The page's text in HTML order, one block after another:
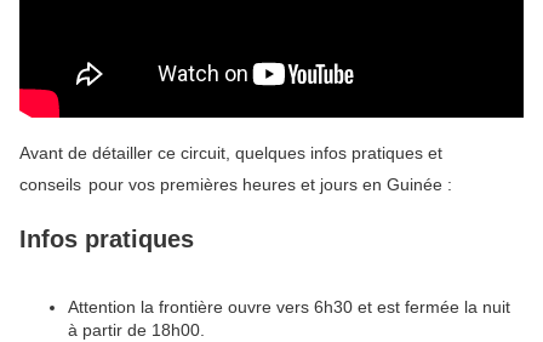
Avant de détailler ce circuit, quelques infos pratiques et
conseils pour vos premières heures et jours en Guinée :
Infos pratiques
Attention la frontière ouvre vers 6h30 et est fermée la nuit
à partir de 18h00.